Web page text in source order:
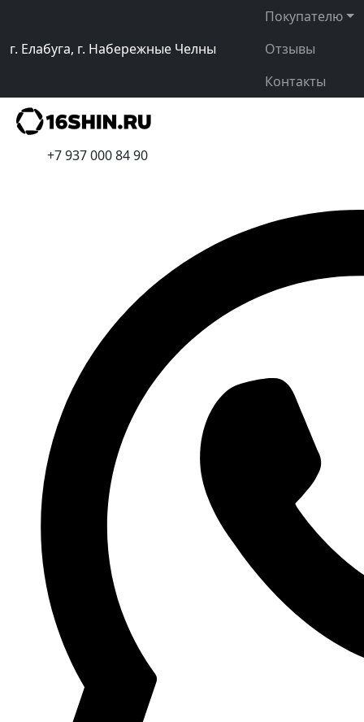
г. Елабуга, г. Набережные Челны
Покупателю
Отзывы
Контакты
+7 937 000 84 90